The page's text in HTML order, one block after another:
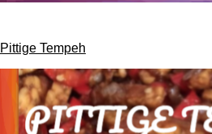
Pittige Tempeh